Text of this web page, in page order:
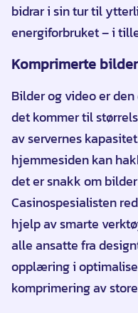
bidrar i sin tur til
energiforbruket – i
Komprimerte bilder
Bilder og video er
det kommer til
av servernes
hjemmesiden kan
det er snakk om
Casinospesialisten
hjelp av smarte
alle ansatte fra
opplæring i
komprimering av